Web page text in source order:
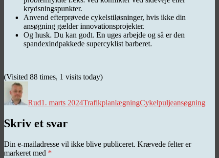
krydsningspunkter.
Anvend efterprøvede cykelstiløsninger, hvis ikke din
ansøgning gælder innovationsprojekter.
Og husk. Du kan godt. En uges arbejde og så er den
spandexindpakkede supercyklist barberet.
(Visited 88 times, 1 visits today)
Rud1. marts 2024TrafikplanlægningCykelpuljeansøgning
Skriv et svar
Din e-mailadresse vil ikke blive publiceret. Krævede felter er
markeret med *